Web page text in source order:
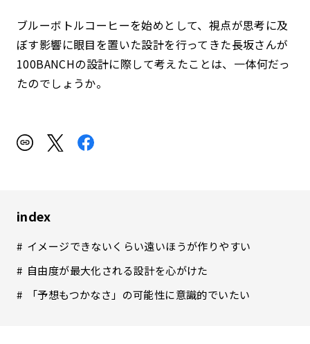
ブルーボトルコーヒーを始めとして、視点が思考に及
ぼす影響に眼目を置いた設計を行ってきた長坂さんが
100BANCHの設計に際して考えたことは、一体何だっ
たのでしょうか。
index
イメージできないくらい遠いほうが作りやすい
自由度が最大化される設計を心がけた
「予想もつかなさ」の可能性に意識的でいたい